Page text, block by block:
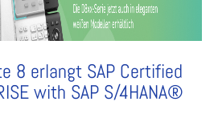
8 erlangt SAP Certified
with SAP S/4HANA®